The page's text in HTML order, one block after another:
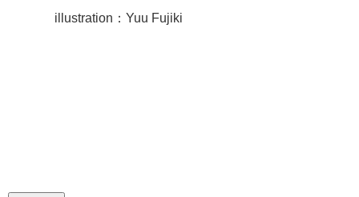
illustration：Yuu Fujiki